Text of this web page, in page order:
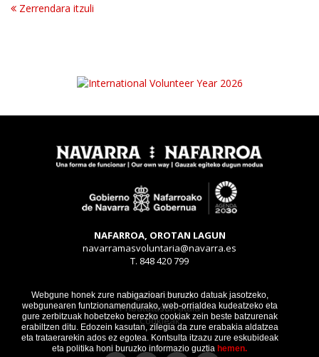
Webgune honek zure nabigazioari buruzko datuak jasotzeko,
webgunearen funtzionamendurako, web-orrialdea kudeatzeko eta
gure zerbitzuak hobetzeko berezko cookiak zein beste batzurenak
erabiltzen ditu. Edozein kasutan, zilegia da zure erabakia aldatzea
eta trataerarekin ados ez egotea. Kontsulta itzazu zure eskubideak
eta politika honi buruzko informazio guztia hemen.
Zerrendara itzuli
NAFARROA, OROTAN LAGUN
navarramasvoluntaria@navarra.es
T. 848 420 799
Legezko oharra
Pribatutasun atala
Cookieak